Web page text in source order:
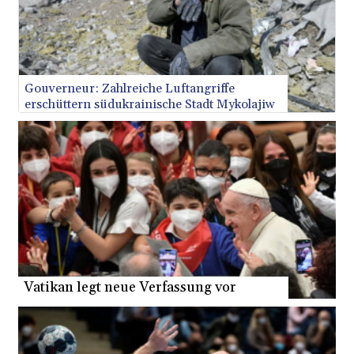
XDR 0.816917
XOF 656.365501
XPF 119.331742
YER 273.211973
ZAR 18.719641
ZMK
10383.097013
ZMW 21.769605
ZWL 371.433908
AED 4.236315
AED 4.236315
AFN 75.553019
ALL 93.275221
AMD 422.35737
AOA
1058.934265
ARS
AUD 1.638434
AWG 2.076341
Gouverneur: Zahlreiche Luftangriffe
erschüttern südukrainische Stadt Mykolajiw
Vatikan legt neue Verfassung vor